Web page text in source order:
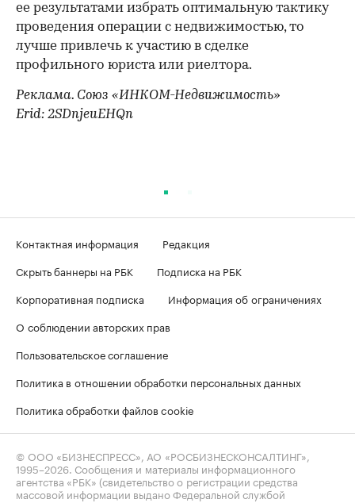
ее результатами избрать оптимальную тактику
проведения операции с недвижимостью, то
лучше привлечь к участию в сделке
профильного юриста или риелтора.
Реклама. Союз «ИНКОМ-Недвижимость»
Erid: 2SDnjeuEHQn
Контактная информация
Редакция
Скрыть баннеры на РБК
Подписка на РБК
Корпоративная подписка
Информация об ограничениях
О соблюдении авторских прав
Пользовательское соглашение
Политика в отношении обработки персональных данных
Политика обработки файлов cookie
© ООО «БИЗНЕСПРЕСС», АО «РОСБИЗНЕСКОНСАЛТИНГ»,
1995–2026 . Сообщения и материалы информационного
агентства «РБК» (свидетельство о регистрации средства
массовой информации выдано Федеральной службой